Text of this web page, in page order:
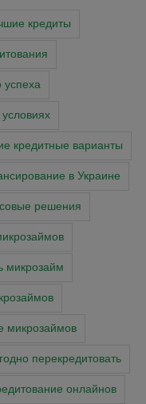
кредиты
успеха
кредитные варианты
в Украине
решения
микрозайм
микрозаймов
перекредитовать
онлайнов